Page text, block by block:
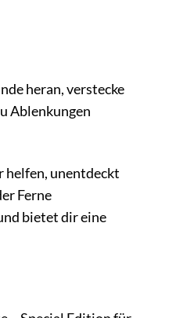
heran, verstecke
Ablenkungen
helfen, unentdeckt
Ferne
bietet dir eine